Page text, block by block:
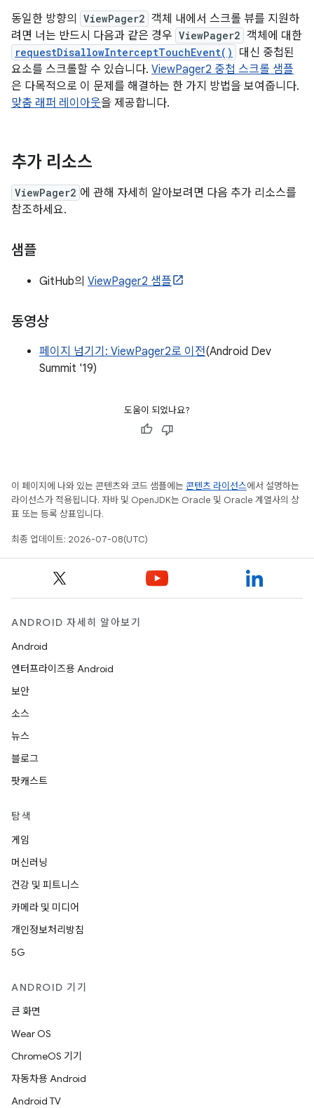
동일한 방향의
ViewPager2 객체 내에서 스크롤 뷰를 지원하
려면 너는 반드시 다음과 같은 경우 ViewPager2 객체에 대한
requestDisallowInterceptTouchEvent()
대신 중첩된
요소를 스크롤할 수 있습니다. ViewPager2 중첩 스크롤 샘플
은 다목적으로 이 문제를 해결하는 한 가지 방법을 보여줍니다.
맞춤 래퍼 레이아웃을 제공합니다.
추가 리소스
ViewPager2 에 관해 자세히 알아보려면 다음 추가 리소스를
참조하세요.
샘플
GitHub의 ViewPager2 샘플
동영상
페이지 넘기기: ViewPager2로 이전(Android Dev
Summit '19)
도움이 되었나요?
이 페이지에 나와 있는 콘텐츠와 코드 샘플에는 콘텐츠 라이선스에서 설명하는
라이선스가 적용됩니다. 자바 및 OpenJDK는 Oracle 및 Oracle 계열사의 상
표 또는 등록 상표입니다.
최종 업데이트: 2026-07-08(UTC)
ANDROID 자세히 알아보기
Android
엔터프라이즈용 Android
보안
소스
뉴스
블로그
팟캐스트
탐색
게임
머신러닝
건강 및 피트니스
카메라 및 미디어
개인정보처리방침
5G
ANDROID 기기
큰 화면
Wear OS
ChromeOS 기기
자동차용 Android
Android TV